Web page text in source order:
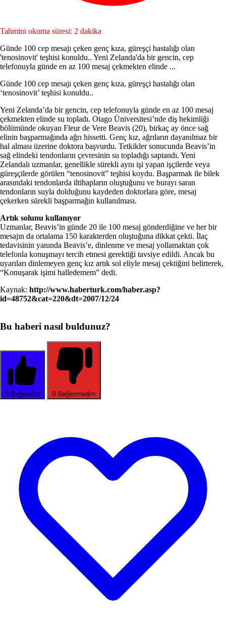
Tahmini okuma süresi: 2 dakika
Günde 100 cep mesajı çeken genç kıza, güreşçi hastalığı olan
'tenosinovit' teşhisi konuldu.. Yeni Zelanda'da bir gencin, cep
telefonuyla günde en az 100 mesaj çekmekten elinde ...
Günde 100 cep mesajı çeken genç kıza, güreşçi hastalığı olan
‘tenosinovit’ teşhisi konuldu..
Yeni Zelanda’da bir gencin, cep telefonuyla günde en az 100 mesaj
çekmekten elinde su topladı. Otago Üniversitesi’nde diş hekimliği
bölümünde okuyan Fleur de Vere Beavis (20), birkaç ay önce sağ
elinin başparmağında ağrı hissetti. Genç kız, ağrıların dayanılmaz bir
hal alması üzerine doktora başvurdu. Tetkikler sonucunda Beavis’in
sağ elindeki tendonların çevresinin su topladığı saptandı. Yeni
Zelandalı uzmanlar, genellikle sürekli aynı işi yapan işçilerde veya
güreşçilerde görülen “tenosinovit” teşhisi koydu. Başparmak ile bilek
arasındaki tendonlarda iltihapların oluştuğunu ve burayı saran
tendonların suyla dolduğunu kaydeden doktorlara göre, mesaj
çekerken sürekli başparmağın kullanılması.
Artık solunu kullanıyor
Uzmanlar, Beavis’in günde 20 ile 100 mesaj gönderdiğine ve her bir
mesajın da ortalama 150 karakterden oluştuğuna dikkat çekti. İlaç
tedavisinin yanında Beavis’e, dinlenme ve mesaj yollamaktan çok
telefonla konuşmayı tercih etmesi gerektiği tavsiye edildi. Ancak bu
uyarıları dinlemeyen genç kız artık sol eliyle mesaj çektiğini belirterek,
“Konuşarak işimi halledemem” dedi.
Kaynak: http://www.haberturk.com/haber.asp?
id=48752&cat=220&dt=2007/12/24
Bu haberi nasıl buldunuz?
0 Beğendim 0 Beğenmedim